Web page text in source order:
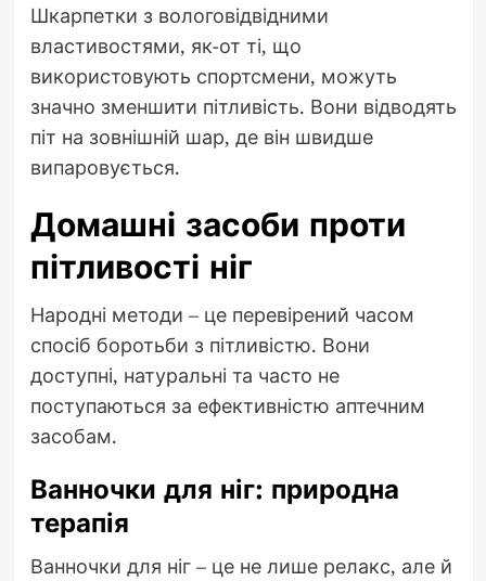
Шкарпетки з вологовідвідними
властивостями, як-от ті, що
використовують спортсмени, можуть
значно зменшити пітливість. Вони відводять
піт на зовнішній шар, де він швидше
випаровується.
Домашні засоби проти
пітливості ніг
Народні методи – це перевірений часом
спосіб боротьби з пітливістю. Вони
доступні, натуральні та часто не
поступаються за ефективністю аптечним
засобам.
Ванночки для ніг: природна
терапія
Ванночки для ніг – це не лише релакс, але й